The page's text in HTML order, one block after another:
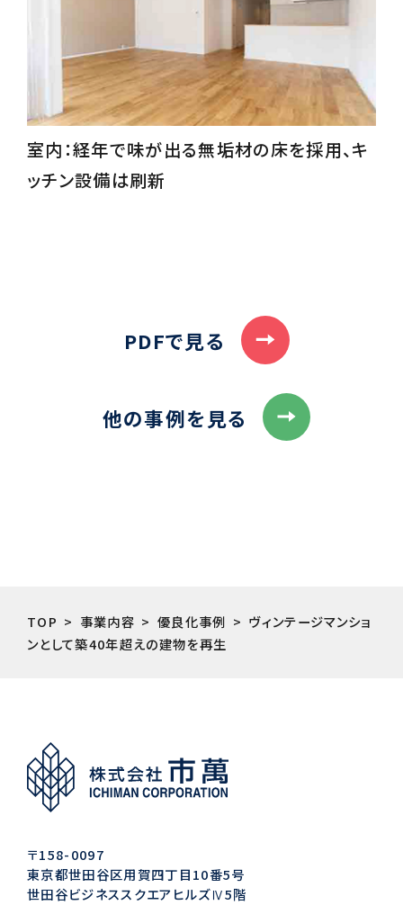
室内：経年で味が出る無垢材の床を採用、キ
ッチン設備は刷新
PDFで見る
他の事例を見る
TOP 事業内容 優良化事例
ヴィンテージマンショ
ンとして築40年超えの建物を再生
〒158-0097
東京都世田谷区用賀四丁目10番5号
世田谷ビジネススクエアヒルズⅣ5階